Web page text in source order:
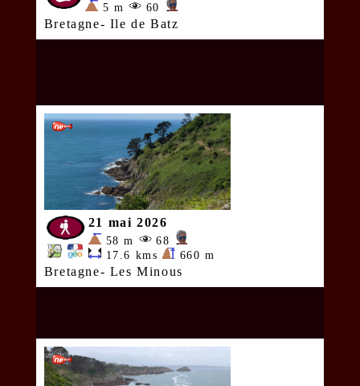
5 m 60
Bretagne- Ile de Batz
21 mai 2026
58 m
68
17.6 kms
660 m
Bretagne- Les Minous